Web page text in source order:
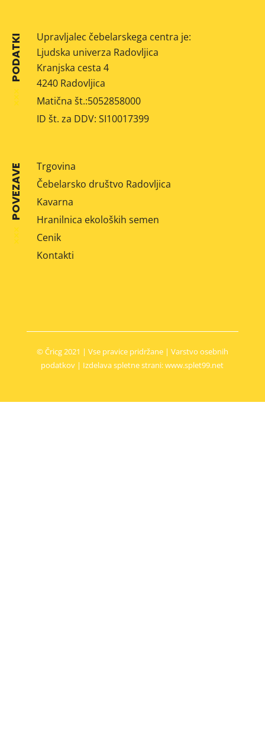
PODATKI
Upravljalec čebelarskega centra je:
Ljudska univerza Radovljica
Kranjska cesta 4
4240 Radovljica
Matična št.:5052858000
ID št. za DDV: SI10017399
POVEZAVE
Trgovina
Čebelarsko društvo Radovljica
Kavarna
Hranilnica ekoloških semen
Cenik
Kontakti
© Čricg 2021 | Vse pravice pridržane | Varstvo osebnih
podatkov | Izdelava spletne strani: www.splet99.net